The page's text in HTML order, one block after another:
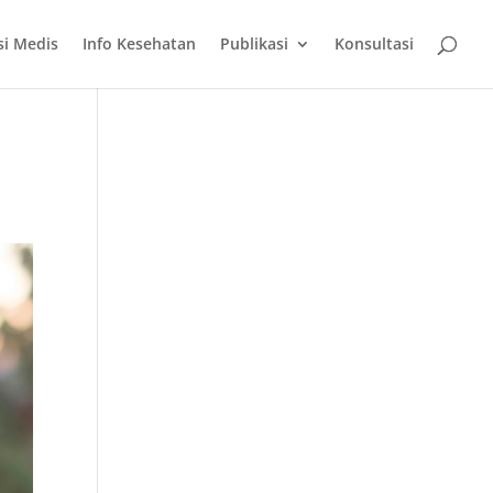
Medis Info Kesehatan Publikasi Konsultasi